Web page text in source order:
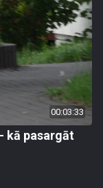
00:03:33
kā pasargāt